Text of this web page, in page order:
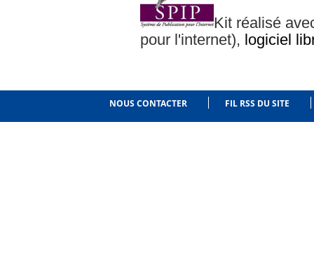
Kit réalisé
pour l'internet), logiciel
NOUS CONTACTER FIL RSS DU SITE